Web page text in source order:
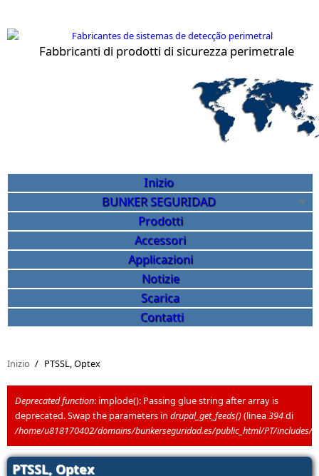
Fabbricanti di prodotti di sicurezza perimetrale
Inizio
BUNKER SEGURIDAD
Prodotti
Accessori
Applicazioni
Notizie
Scarica
Contatti
Inizio / PTSSL, Optex
Messaggio di errore
Deprecated function: implode(): Passing glue string after array is
deprecated. Swap the parameters in drupal_get_feeds()(linea394di
/home/u818170402/domains/bunkerseguridad.es/public_html/PT/includes/
PTSSL, Optex